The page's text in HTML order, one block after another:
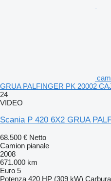
GRUA PALFINGER PK 20002
24
VIDEO
Scania P 420 6X2 GRUA
68.500 € Netto
Camion pianale
2008
671.000 km
Euro 5
Potenza 420 HP (309 kW)